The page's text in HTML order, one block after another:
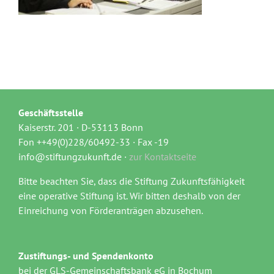
Geschäftsstelle
Kaiserstr. 201 · D-53113 Bonn
Fon ++49(0)228/60492-33 · Fax -19
info@stiftungzukunft.de · zur Kontaktseite
Bitte beachten Sie, dass die Stiftung Zukunftsfähigkeit
eine operative Stiftung ist. Wir bitten deshalb von der
Einreichung von Förderanträgen abzusehen.
Zustiftungs- und Spendenkonto
bei der GLS-Gemeinschaftsbank eG in Bochum